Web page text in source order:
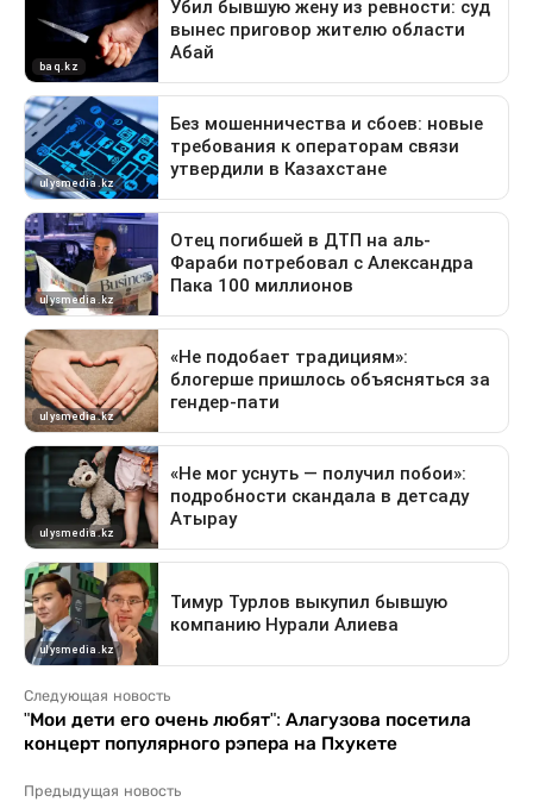
Следующая новость
"Мои дети его очень любят": Алагузова посетила
концерт популярного рэпера на Пхукете
Предыдущая новость